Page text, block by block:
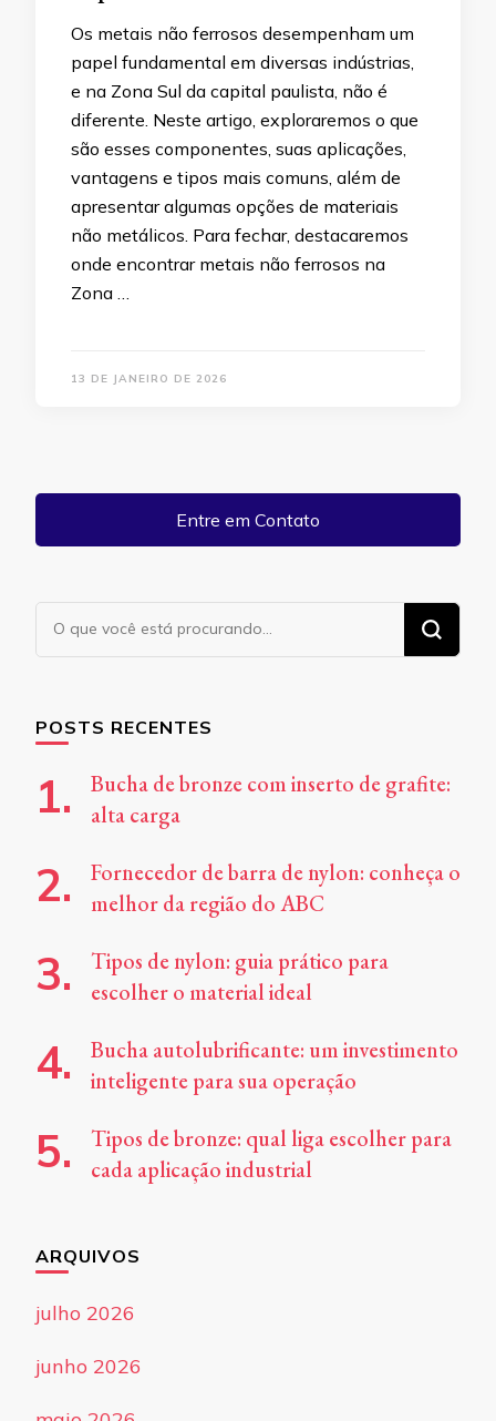
Os metais não ferrosos desempenham um
papel fundamental em diversas indústrias,
e na Zona Sul da capital paulista, não é
diferente. Neste artigo, exploraremos o que
são esses componentes, suas aplicações,
vantagens e tipos mais comuns, além de
apresentar algumas opções de materiais
não metálicos. Para fechar, destacaremos
onde encontrar metais não ferrosos na
Zona …
13 DE JANEIRO DE 2026
Entre em Contato
Procurando
POSTS RECENTES
Bucha de bronze com inserto de grafite:
alta carga
Fornecedor de barra de nylon: conheça o
melhor da região do ABC
Tipos de nylon: guia prático para
escolher o material ideal
Bucha autolubrificante: um investimento
inteligente para sua operação
Tipos de bronze: qual liga escolher para
cada aplicação industrial
ARQUIVOS
julho 2026
junho 2026